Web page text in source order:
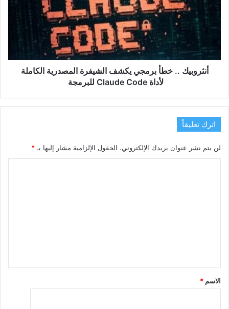
برمجي
يكشف
الشيفرة
المصدرية
الكاملة
لأداة
Claudeأنثروبيك .. خطأ برمجي يكشف الشيفرة المصدرية الكاملة
لأداة Claude Code للبرمجة
اترك تعليقاً
لن يتم نشر عنوان بريدك الإلكتروني. الحقول الإلزامية مشار إليها بـ *
الاسم *